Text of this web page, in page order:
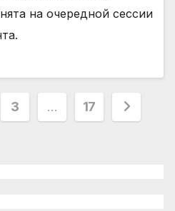
на очередной сессии
3 … 17